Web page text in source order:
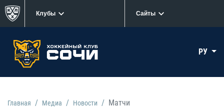
Клубы Сайты
РУ
Главная Медиа Новости Матчи